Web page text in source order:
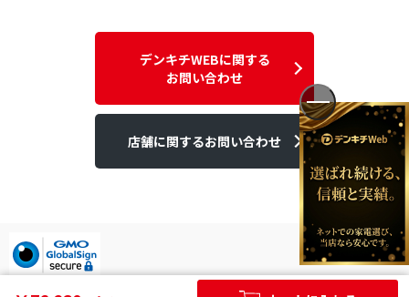
デンキチWEBに関する
お問い合わせ
店舗に関するお問い合わせ
デンキチはGMOグローバルサイン発行のSSL電子証明書を使用して